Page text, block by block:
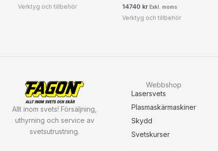
Verktyg och tillbehör 14740 kr Exkl. moms
Verktyg och tillbehör
Allt inom svets! Försäljning,
uthyrning och service av
svetsutrustning.
Webbshop
Lasersvets
Plasmaskärmaskiner
Skydd
Svetskurser